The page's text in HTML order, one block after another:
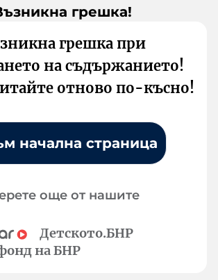
грешка!
грешка при
на съдържанието!
отново по-късно!
начална страница
още от нашите
Детското.БНР
на БНР